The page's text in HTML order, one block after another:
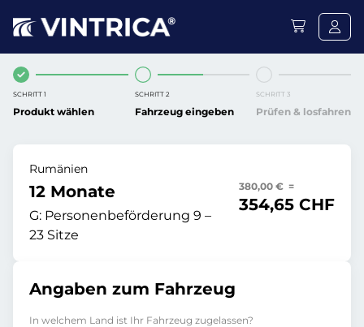
SCHRITT 1
Produkt wählen
SCHRITT 2
Fahrzeug eingeben
SCHRITT 3
Prüfen & losfahren
Rumänien
12 Monate
G: Personenbeförderung 9 –
23 Sitze
380,00 € =
354,65 CHF
Angaben zum Fahrzeug
In welchem Land ist Ihr Fahrzeug zugelassen?